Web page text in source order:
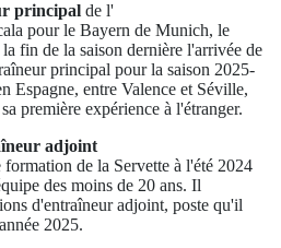
principal de l'
pour le Bayern de Munich, le
fin de la saison dernière l'arrivée de
principal pour la saison 2025-
Espagne, entre Valence et Séville,
première expérience à l'étranger.
adjoint
de la Servette à l'été 2024
des moins de 20 ans. Il
d'entraîneur adjoint, poste qu'il
2025.